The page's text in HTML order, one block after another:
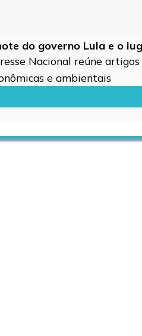
do governo Lula e o
Nacional reúne
e ambientais